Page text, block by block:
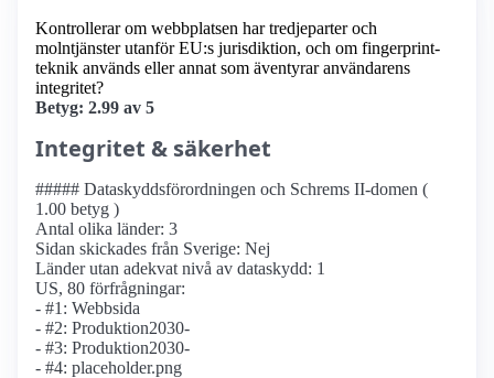
Kontrollerar om webbplatsen har tredjeparter och
molntjänster utanför EU:s jurisdiktion, och om fingerprint-
teknik används eller annat som äventyrar användarens
integritet?
Betyg: 2.99 av 5
Integritet & säkerhet
##### Dataskyddsförordningen och Schrems II-domen (
1.00 betyg )
Antal olika länder: 3
Sidan skickades från Sverige: Nej
Länder utan adekvat nivå av dataskydd: 1
US, 80 förfrågningar:
- #1: Webbsida
- #2: Produktion2030-
- #3: Produktion2030-
- #4: placeholder.png